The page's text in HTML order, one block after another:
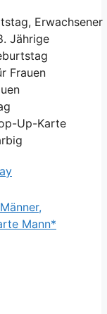
Erwachsener
Jährige
Frauen
Up-Karte
Mann*